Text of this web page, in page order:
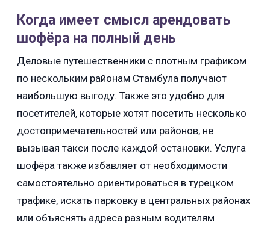
Когда имеет смысл арендовать
шофёра на полный день
Деловые путешественники с плотным графиком
по нескольким районам Стамбула получают
наибольшую выгоду. Также это удобно для
посетителей, которые хотят посетить несколько
достопримечательностей или районов, не
вызывая такси после каждой остановки. Услуга
шофёра также избавляет от необходимости
самостоятельно ориентироваться в турецком
трафике, искать парковку в центральных районах
или объяснять адреса разным водителям